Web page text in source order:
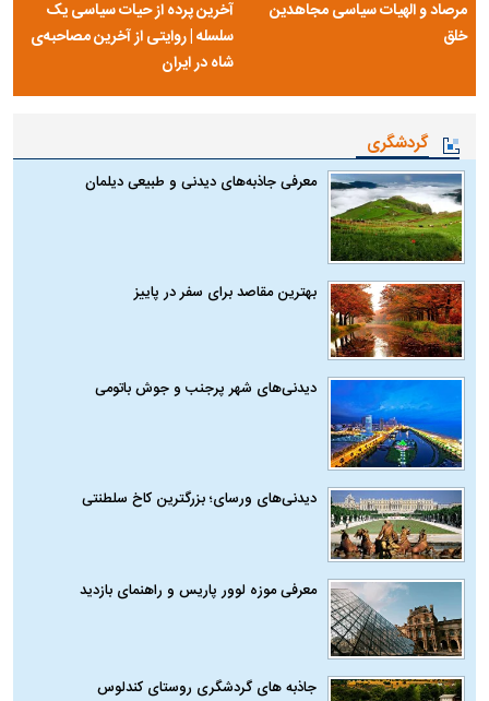
مرصاد و الهیات سیاسی مجاهدین
خلق
آخرین پرده از حیات سیاسی یک
سلسله | روایتی از آخرین مصاحبه‌ی
شاه در ایران
گردشگری
معرفی جاذبه‌های دیدنی و طبیعی دیلمان
بهترین مقاصد برای سفر در پاییز
دیدنی‌های شهر پرجنب و جوش باتومی
دیدنی‌های ورسای؛ بزرگترین کاخ سلطنتی
معرفی موزه لوور پاریس و راهنمای بازدید
جاذبه های گردشگری روستای کندلوس